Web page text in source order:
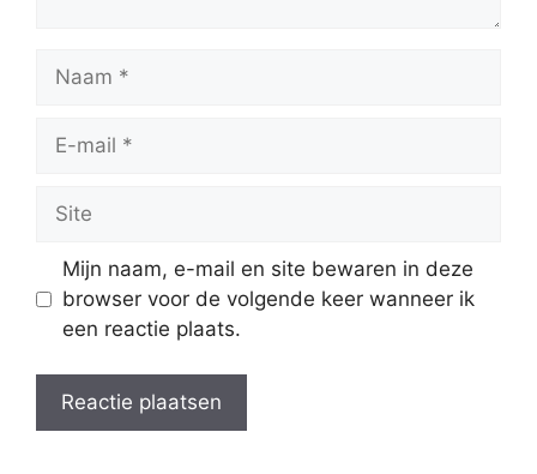
mail
Mijn naam, e-mail en site bewaren in deze
browser voor de volgende keer wanneer ik
een reactie plaats.